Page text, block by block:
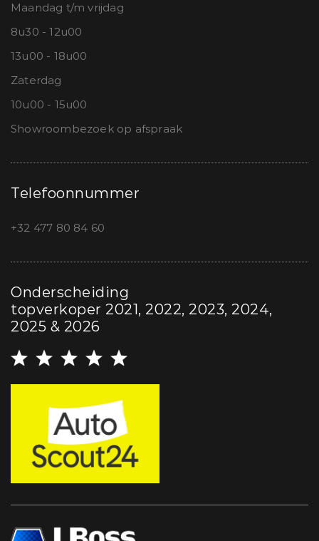
Maandag t/m vrijdag
8u30 - 12u00
13u00 - 18u00
Zaterdag
10u00 - 15u00
Showroombezoek op afspraak
Telefoonnummer
+32 477 80 84 60
Onderscheiding
topverkoper 2021, 2022, 2023, 2024,
2025 & 2026